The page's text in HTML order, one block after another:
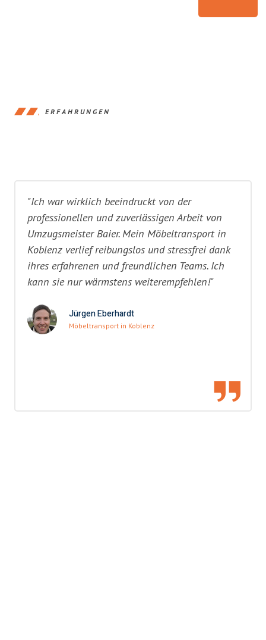
ERFAHRUNGEN
"Ich war wirklich beeindruckt von der
professionellen und zuverlässigen Arbeit von
Umzugsmeister Baier. Mein Möbeltransport in
Koblenz verlief reibungslos und stressfrei dank
ihres erfahrenen und freundlichen Teams. Ich
kann sie nur wärmstens weiterempfehlen!"
Jürgen Eberhardt
Möbeltransport in Koblenz